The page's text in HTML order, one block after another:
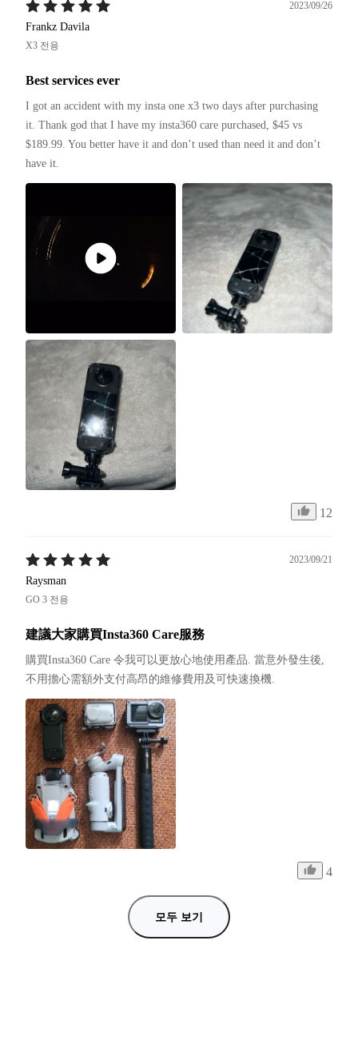
2023/09/26
Frankz Davila
X3 전용
Best services ever
I got an accident with my insta one x3 two days after purchasing
it. Thank god that I have my insta360 care purchased, $45 vs
$189.99. You better have it and don’t used than need it and don’t
have it.
12
2023/09/21
Raysman
GO 3 전용
建議大家購買Insta360 Care服務
購買Insta360 Care 令我可以更放心地使用產品. 當意外發生後,
不用擔心需額外支付高昂的維修費用及可快速換機.
4
모두 보기